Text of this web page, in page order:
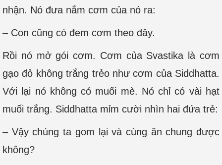
nhận. Nó đưa nắm cơm của nó ra:
– Con cũng có đem cơm theo đây.
Rồi nó mở gói cơm. Cơm của Svastika là cơm
gạo đỏ không trắng trẻo như cơm của Siddhatta.
Với lại nó không có muối mè. Nó chỉ có vài hạt
muối trắng. Siddhatta mỉm cười nhìn hai đứa trẻ:
– Vậy chúng ta gom lại và cùng ăn chung được
không?